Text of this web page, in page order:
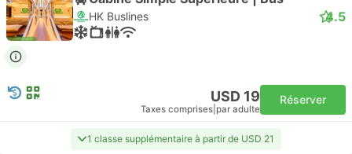
HK Buslines 4.5
USD 19
Taxes comprises par adulte
Réserver
1 classe supplémentaire à partir de USD 21